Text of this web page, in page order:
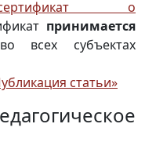
о
принимается
всех субъектах
статьи»